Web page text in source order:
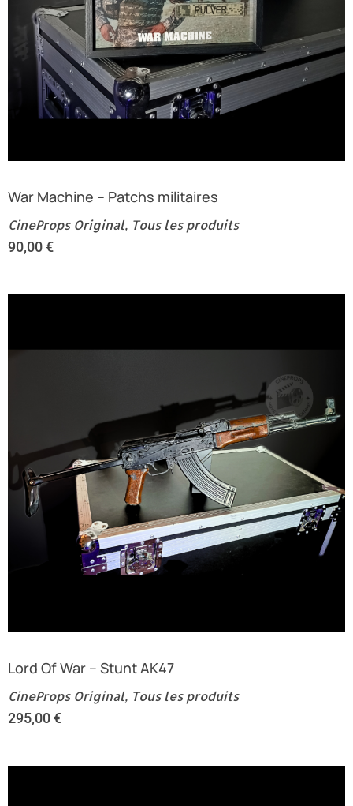
War Machine – Patchs militaires
CineProps Original, Tous les produits
90,00€
Lord Of War – Stunt AK47
CineProps Original, Tous les produits
295,00€